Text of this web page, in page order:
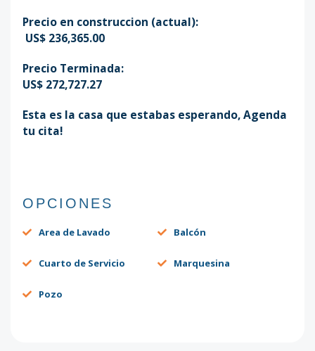
Precio en construccion (actual):
US$ 236,365.00
Precio Terminada:
US$ 272,727.27
Esta es la casa que estabas esperando, Agenda
tu cita!
OPCIONES
Area de Lavado Balcón
Cuarto de Servicio Marquesina
Pozo